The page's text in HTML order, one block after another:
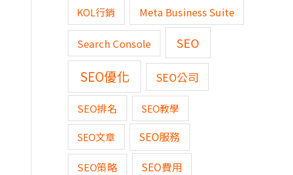
KOL行銷
Meta Business Suite
Search Console SEO
SEO優化 SEO公司
SEO排名
SEO教學
SEO文章
SEO服務
SEO策略 SEO費用